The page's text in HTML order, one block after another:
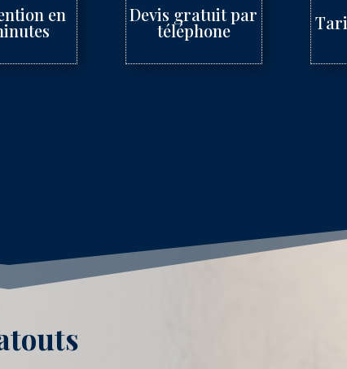
en Devis gratuit par
téléphone